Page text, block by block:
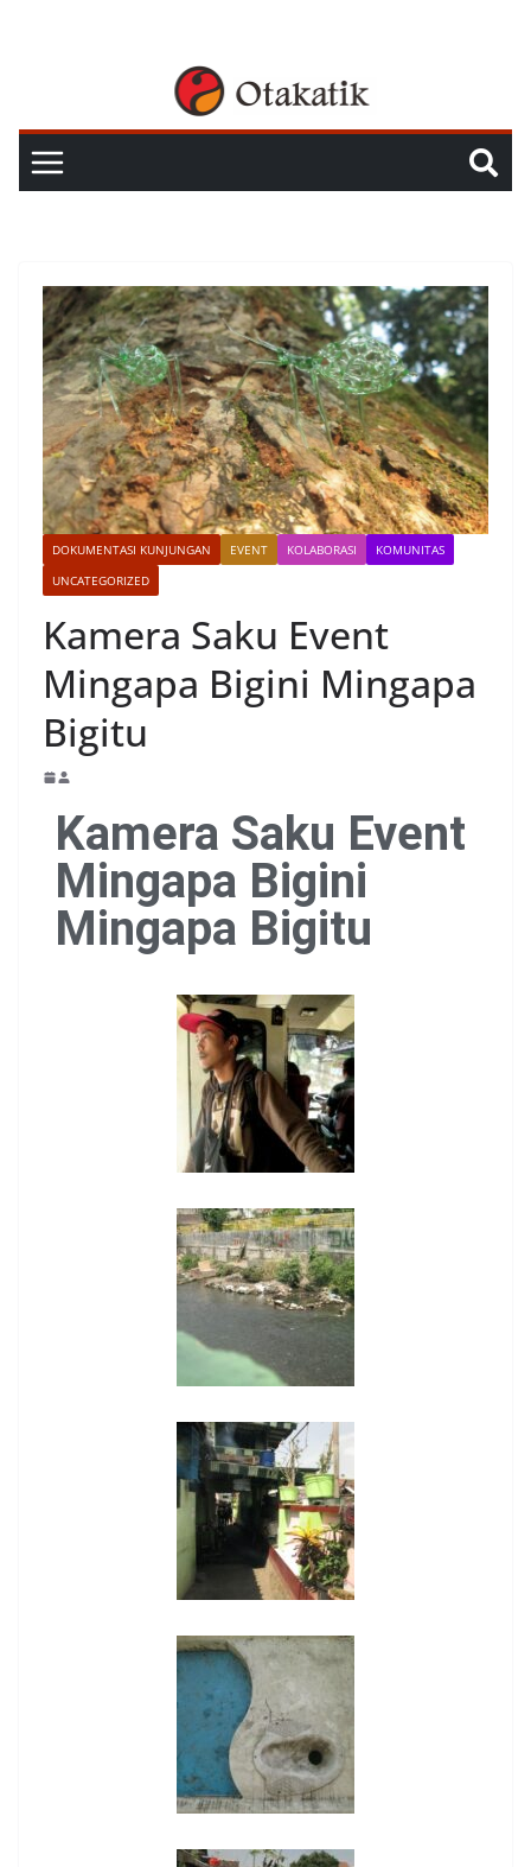
DOKUMENTASI KUNJUNGAN EVENT KOLABORASI
KOMUNITAS
UNCATEGORIZED
Kamera Saku Event
Mingapa Bigini Mingapa
Bigitu
Kamera Saku Event
Mingapa Bigini
Mingapa Bigitu